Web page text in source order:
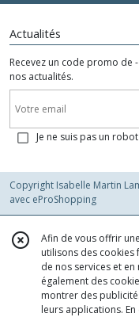
Actualités
Recevez un code promo de
nos actualités.
Je ne suis pas un robot
Copyright Isabelle Martin
avec eProShopping
Afin de vous offrir
utilisons des
de nos services et
également des
montrer des
leurs applications. En